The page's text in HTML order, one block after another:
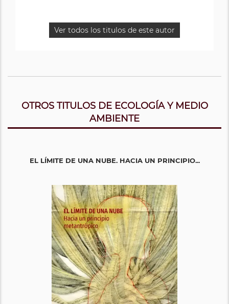
Ver todos los titulos de este autor
OTROS TITULOS DE ECOLOGÍA Y MEDIO
AMBIENTE
EL LÍMITE DE UNA NUBE. HACIA UN PRINCIPIO...